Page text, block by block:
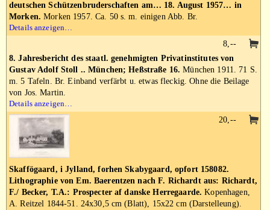
deutschen Schützenbruderschaften am… 18. August 1957… in
Morken. Morken 1957. Ca. 50 s. m. einigen Abb. Br.
Details anzeigen…
8. Jahresbericht des staatl. genehmigten Privatinstitutes von
Gustav Adolf Stoll .. München; Heßstraße 16. München 1911. 71 S.
m. 5 Tafeln. Br. Einband verfärbt u. etwas fleckig. Ohne die Beilage
von Jos. Martin.
Details anzeigen…
8,--
Skaffögaard, i Jylland, forhen Skabygaard, opfort 158082.
Lithographie von Em. Baerentzen nach F. Richardt aus: Richardt,
F./ Becker, T.A.: Prospecter af danske Herregaarde. Kopenhagen,
A. Reitzel 1844-51. 24x30,5 cm (Blatt), 15x22 cm (Darstelleung).
20,--